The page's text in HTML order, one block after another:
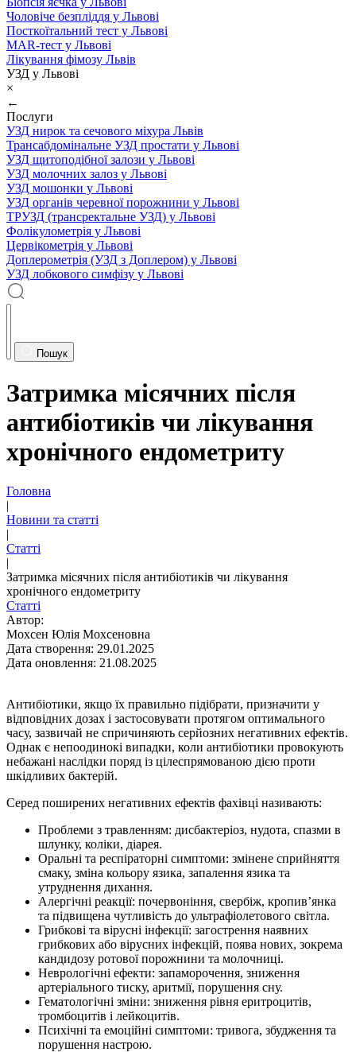
Чоловіче безпліддя у Львові
Посткоїтальний тест у Львові
MAR-тест у Львові
Лікування фімозу Львів
УЗД у Львові
×
←
Послуги
УЗД нирок та сечового міхура Львів
Трансабдомінальне УЗД простати у Львові
УЗД щитоподібної залози у Львові
УЗД молочних залоз у Львові
УЗД мошонки у Львові
УЗД органів черевної порожнини у Львові
ТРУЗД (трансректальне УЗД) у Львові
Фолікулометрія у Львові
Цервікометрія у Львові
Доплерометрія (УЗД з Доплером) у Львові
УЗД лобкового симфізу у Львові
Пошук
Затримка місячних після
антибіотиків чи лікування
хронічного ендометриту
Головна
|
Новини та статті
|
Статті
|
Затримка місячних після антибіотиків чи лікування
хронічного ендометриту
Статті
Автор:
Мохсен Юлія Мохсеновна
Дата створення: 29.01.2025
Дата оновлення: 21.08.2025
Антибіотики, якщо їх правильно підібрати, призначити у
відповідних дозах і застосовувати протягом оптимального
часу, зазвичай не спричиняють серйозних негативних ефектів.
Однак є непоодинокі випадки, коли антибіотики провокують
небажані наслідки поряд із цілеспрямованою дією проти
шкідливих бактерій.
Серед поширених негативних ефектів фахівці називають:
Проблеми з травленням: дисбактеріоз, нудота, спазми в
шлунку, коліки, діарея.
Оральні та респіраторні симптоми: змінене сприйняття
смаку, зміна кольору язика, запалення язика та
утруднення дихання.
Алергічні реакції: почервоніння, свербіж, кропив’янка
та підвищена чутливість до ультрафіолетового світла.
Грибкові та вірусні інфекції: загострення наявних
грибкових або вірусних інфекцій, поява нових, зокрема
кандидозу ротової порожнини та молочниці.
Неврологічні ефекти: запаморочення, зниження
артеріального тиску, аритмії, порушення сну.
Гематологічні зміни: зниження рівня еритроцитів,
тромбоцитів і лейкоцитів.
Психічні та емоційні симптоми: тривога, збудження та
порушення настрою.